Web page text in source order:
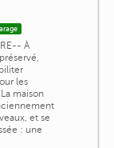
À
les
maison
et se
: une